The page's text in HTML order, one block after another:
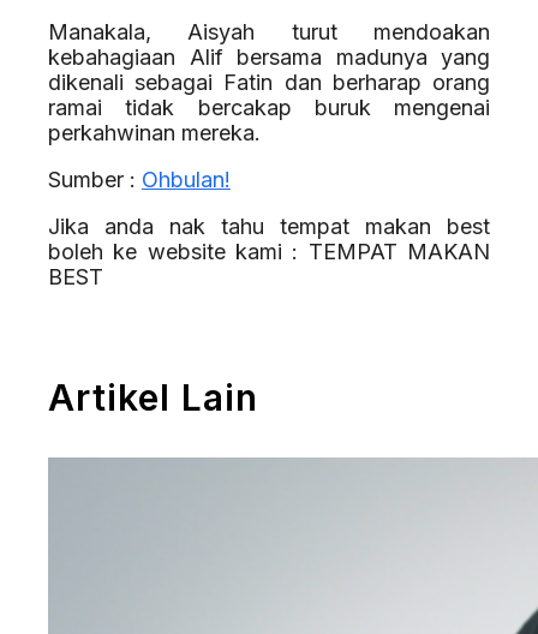
Manakala, Aisyah turut mendoakan
kebahagiaan Alif bersama madunya yang
dikenali sebagai Fatin dan berharap orang
ramai tidak bercakap buruk mengenai
perkahwinan mereka.
Sumber : Ohbulan!
Jika anda nak tahu tempat makan best
boleh ke website kami : TEMPAT MAKAN
BEST
Artikel Lain